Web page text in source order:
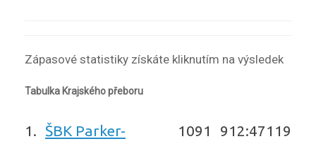
Zápasové statistiky získáte kliknutím na výsledek
Tabulka Krajského přeboru
1. ŠBK Parker-
1091 912:471 19